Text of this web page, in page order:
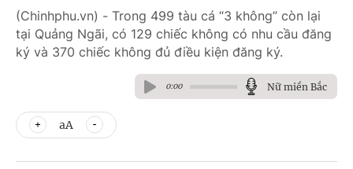
(Chinhphu.vn) - Trong 499 tàu cá “3 không” còn lại
tại Quảng Ngãi, có 129 chiếc không có nhu cầu đăng
ký và 370 chiếc không đủ điều kiện đăng ký.
0:00 Nữ miền Bắc
aA